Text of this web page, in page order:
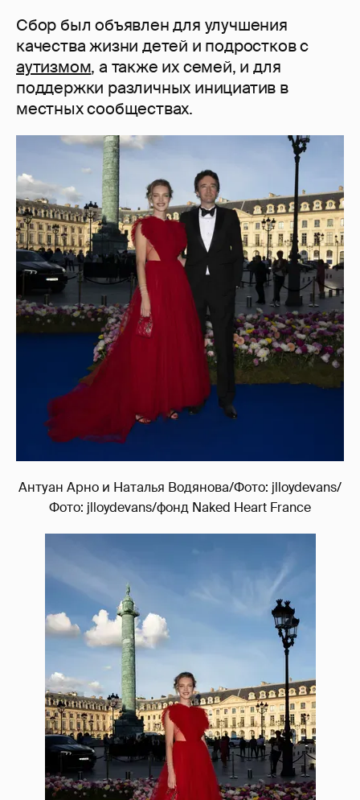
Сбор был объявлен для улучшения
качества жизни детей и подростков с
аутизмом, а также их семей, и для
поддержки различных инициатив в
местных сообществах.
Антуан Арно и Наталья Водянова/Фото: jlloydevans/
Фото: jlloydevans/фонд Naked Heart France